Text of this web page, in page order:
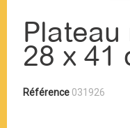
28 x 41
Référence 031926